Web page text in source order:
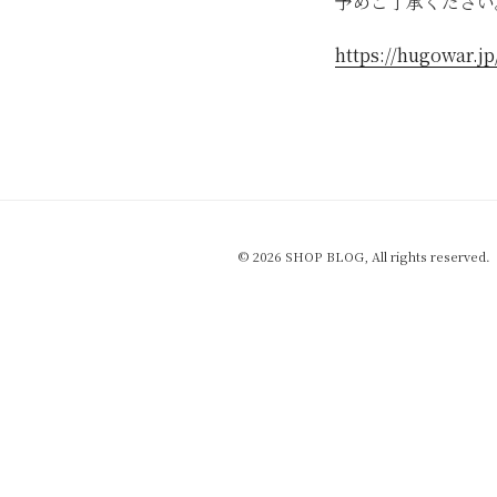
https://
© 2026 SHOP BLOG, All rights reserved.